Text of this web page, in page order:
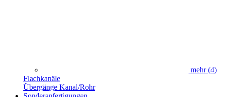
mehr(4)
Flachkanäle
Übergänge Kanal/Rohr